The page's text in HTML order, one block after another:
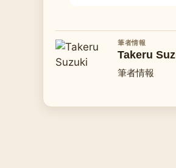
筆者情報
Takeru
筆者情報